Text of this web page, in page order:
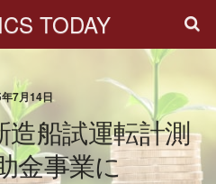
TODAY
7月14日
造船試運転計測
金事業に